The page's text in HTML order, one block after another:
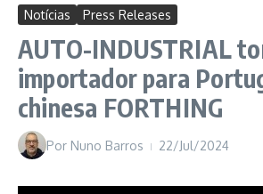
Notícias Press Releases
AUTO-INDUSTRIAL
importador para
chinesa FORTHING
Por Nuno Barros 22/Jul/2024